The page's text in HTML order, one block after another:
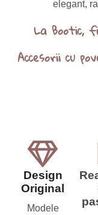
elegant,
La Bootic,
Accesorii cu
Design
Original
Modele